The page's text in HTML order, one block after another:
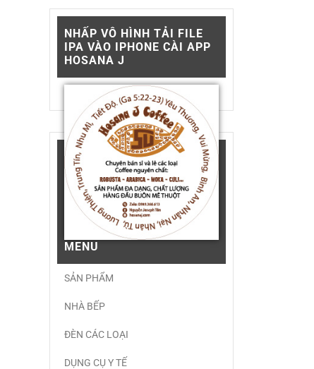
NHẤP VÔ HÌNH TẢI FILE
IPA VÀO IPHONE CÀI APP
HOSANA J
MENU
SẢN PHẨM
NHÀ BẾP
ĐÈN CÁC LOẠI
DỤNG CỤ Y TẾ